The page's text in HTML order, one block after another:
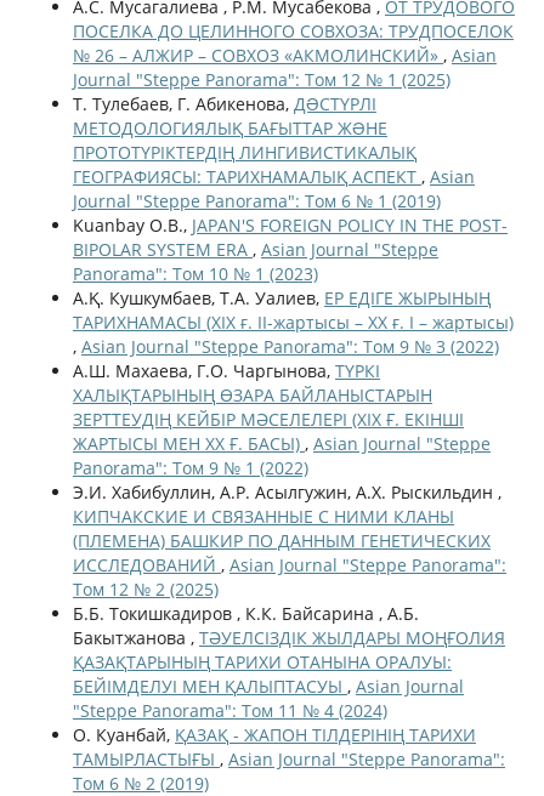
А.С. Мусагалиева , Р.М. Мусабекова , ОТ ТРУДОВОГО
ПОСЕЛКА ДО ЦЕЛИННОГО СОВХОЗА: ТРУДПОСЕЛОК
№ 26 – АЛЖИР – СОВХОЗ «АКМОЛИНСКИЙ» , Asian
Journal "Steppe Panorama": Том 12 № 1 (2025)
Т. Тулебаев, Г. Абикенова, ДƏСТҮРЛІ
МЕТОДОЛОГИЯЛЫҚ БАҒЫТТАР ЖƏНЕ
ПРОТОТҮРІКТЕРДІҢ ЛИНГИВИСТИКАЛЫҚ
ГЕОГРАФИЯСЫ: ТАРИХНАМАЛЫҚ АСПЕКТ , Asian
Journal "Steppe Panorama": Том 6 № 1 (2019)
Kuanbay O.B., JAPAN'S FOREIGN POLICY IN THE POST-
BIPOLAR SYSTEM ERA , Asian Journal "Steppe
Panorama": Том 10 № 1 (2023)
А.Қ. Кушкумбаев, Т.А. Уалиев, ЕР ЕДІГЕ ЖЫРЫНЫҢ
ТАРИХНАМАСЫ (XIX ғ. II-жартысы – XX ғ. I – жартысы)
, Asian Journal "Steppe Panorama": Том 9 № 3 (2022)
А.Ш. Махаева, Г.О. Чаргынова, ТҮРКІ
ХАЛЫҚТАРЫНЫҢ ӨЗАРА БАЙЛАНЫСТАРЫН
ЗЕРТТЕУДІҢ КЕЙБІР МӘСЕЛЕЛЕРІ (ХІХ Ғ. ЕКІНШІ
ЖАРТЫСЫ МЕН ХХ Ғ. БАСЫ) , Asian Journal "Steppe
Panorama": Том 9 № 1 (2022)
Э.И. Хабибуллин, А.Р. Асылгужин, А.Х. Рыскильдин ,
КИПЧАКСКИЕ И СВЯЗАННЫЕ С НИМИ КЛАНЫ
(ПЛЕМЕНА) БАШКИР ПО ДАННЫМ ГЕНЕТИЧЕСКИХ
ИССЛЕДОВАНИЙ , Asian Journal "Steppe Panorama":
Том 12 № 2 (2025)
Б.Б. Токишкадиров , К.К. Байсарина , А.Б.
Бакытжанова , ТӘУЕЛСІЗДІК ЖЫЛДАРЫ МОҢҒОЛИЯ
ҚАЗАҚТАРЫНЫҢ ТАРИХИ ОТАНЫНА ОРАЛУЫ:
БЕЙІМДЕЛУІ МЕН ҚАЛЫПТАСУЫ , Asian Journal
"Steppe Panorama": Том 11 № 4 (2024)
О. Куанбай, ҚАЗАҚ - ЖАПОН ТІЛДЕРІНІҢ ТАРИХИ
ТАМЫРЛАСТЫҒЫ , Asian Journal "Steppe Panorama":
Том 6 № 2 (2019)